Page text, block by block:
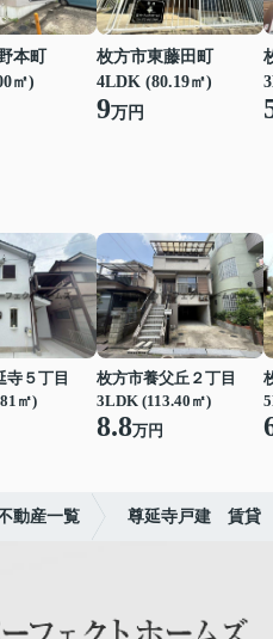
本町
㎡)
枚方市東藤田町
4LDK (80.19㎡)
9万円
寺５丁目
㎡)
枚方市養父丘２丁目
3LDK (113.40㎡)
8.8万円
動産一覧 尊延寺戸建 賃貸